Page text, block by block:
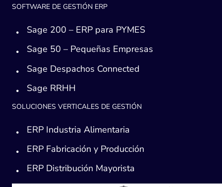
SOFTWARE DE GESTIÓN ERP
Sage 200 – ERP para PYMES
Sage 50 – Pequeñas Empresas
Sage Despachos Connected
Sage RRHH
SOLUCIONES VERTICALES DE GESTIÓN
ERP Industria Alimentaria
ERP Fabricación y Producción
ERP Distribución Mayorista